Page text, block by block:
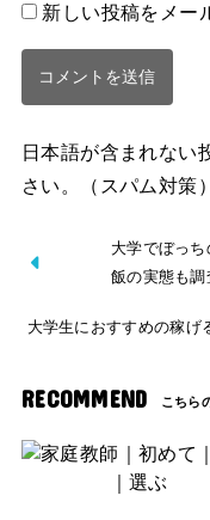
新しい投稿をメー
日本語が含まれない
さい。（スパム対策）
大学でぼっ
飯の実態も調
大学生におすすめの稼げ
RECOMMEND